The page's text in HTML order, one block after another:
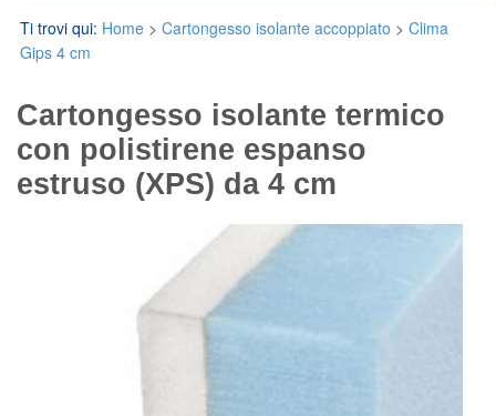
Ti trovi qui: Home > Cartongesso isolante accoppiato > Clima
Gips 4 cm
Cartongesso isolante termico
con polistirene espanso
estruso (XPS) da 4 cm